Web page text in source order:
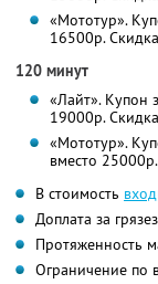
«Мототур».
16500р.
120 минут
«Лайт». Купон
19000р.
«Мототур».
вместо
В стоимость
Доплата за
Протяженность
Ограничение по